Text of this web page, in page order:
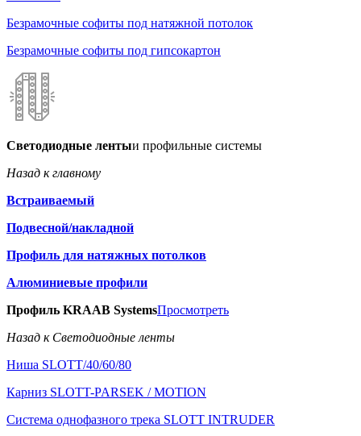
Безрамочные софиты под натяжной потолок
Безрамочные софиты под гипсокартон
Светодиодные лентыи профильные системы
Назад к главному
Встраиваемый
Подвесной/накладной
Профиль для натяжных потолков
Алюминиевые профили
Профиль KRAAB SystemsПросмотреть
Назад к Светодиодные ленты
Ниша SLOTT/40/60/80
Карниз SLOTT-PARSEK / MOTION
Система однофазного трека SLOTT INTRUDER